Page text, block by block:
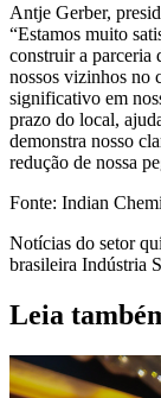
Antje Gerber,
“Estamos muito
construir a parceria
nossos vizinhos no
significativo em
prazo do local,
demonstra nosso
redução de nossa
Fonte: Indian
Notícias do setor
brasileira Indústria
Leia